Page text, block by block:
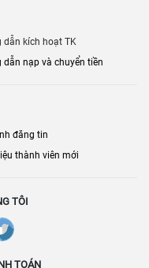
dẫn kích hoạt TK
dẫn nạp và chuyển tiền
đăng tin
thành viên mới
TÔI
TOÁN